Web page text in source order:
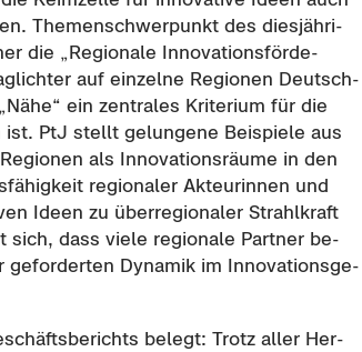
The­men­schwer­punkt des dies­jäh­ri­
die „Re­gio­na­le In­no­va­ti­ons­för­de­
auf ein­zel­ne Re­gio­nen Deutsch­
ein zen­tra­les Kri­te­ri­um für die
PtJ stellt ge­lun­ge­ne Bei­spie­le aus
als In­no­va­ti­ons­räu­me in den
re­gio­na­ler Ak­teu­rin­nen und
Ideen zu über­re­gio­na­ler Strahl­kraft
sich, dass viele re­gio­na­le Part­ner be­
ge­for­der­ten Dy­na­mik im In­no­va­ti­ons­ge­
be­legt: Trotz aller Her­